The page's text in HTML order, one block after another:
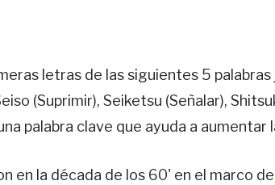
letras de las siguientes 5 palabras
(Suprimir), Seiketsu (Señalar),
palabra clave que ayuda a aumentar
en la década de los 60' en el marco